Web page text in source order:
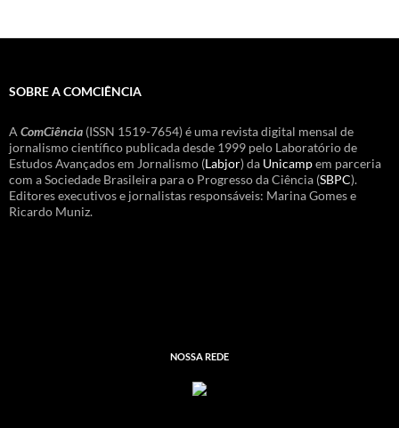
SOBRE A COMCIÊNCIA
A ComCiência (ISSN 1519-7654) é uma revista digital mensal de
jornalismo científico publicada desde 1999 pelo Laboratório de
Estudos Avançados em Jornalismo (Labjor) da Unicampem parceria
com a Sociedade Brasileira para o Progresso da Ciência (SBPC).
Editores executivos e jornalistas responsáveis: Marina Gomes e
Ricardo Muniz.
NOSSA REDE